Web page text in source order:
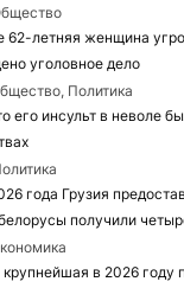
62-летняя женщина
уголовное дело
Политика
его инсульт в неволе
года Грузия
получили
в 2026 году